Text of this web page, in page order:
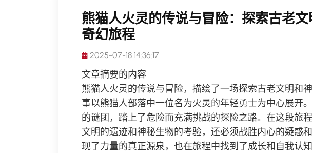
熊猫人火灵的传说与冒险：探索古老
奇幻旅程
2025-07-18 14:36:17
文章摘要的内容
熊猫人火灵的传说与冒险，描绘了一场探索古老文明和
事以熊猫人部落中一位名为火灵的年轻勇士为中心展开
的谜团，踏上了危险而充满挑战的探险之路。在这段旅
文明的遗迹和神秘生物的考验，还必须战胜内心的疑惑
现了力量的真正源泉，也在旅程中找到了成长和自我认知